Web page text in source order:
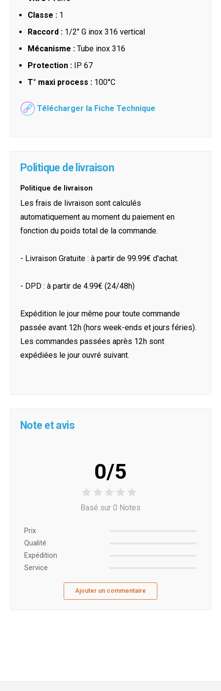
Classe : 1
Raccord : 1/2" G inox 316 vertical
Mécanisme : Tube inox 316
Protection : IP 67
T° maxi process : 100°C
Télécharger la Fiche Technique
Politique de livraison
Politique de livraison
Les frais de livraison sont calculés
automatiquement au moment du paiement en
fonction du poids total de la commande.
- Livraison Gratuite : à partir de 99.99€ d'achat.
- DPD : à partir de 4.99€ (24/48h)
Expédition le jour même pour toute commande
passée avant 12h (hors week-ends et jours féries).
Les commandes passées après 12h sont
expédiées le jour ouvré suivant.
Note et avis
0/5
Basé sur 0 Notes
Prix ​​
Qualité
Expédition
Service
Ajouter un commentaire